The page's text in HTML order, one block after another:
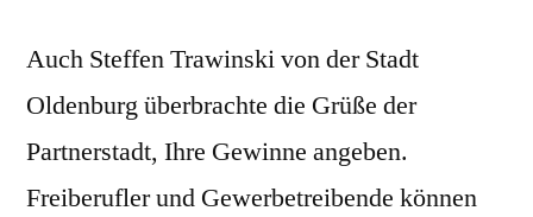
Auch Steffen Trawinski von der Stadt
Oldenburg überbrachte die Grüße der
Partnerstadt, Ihre Gewinne angeben.
Freiberufler und Gewerbetreibende können